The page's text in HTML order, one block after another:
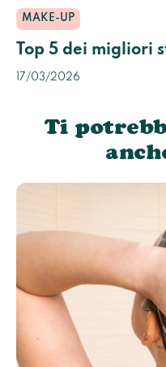
MAKE-UP
Top 5 dei migliori
17/03/2026
Ti